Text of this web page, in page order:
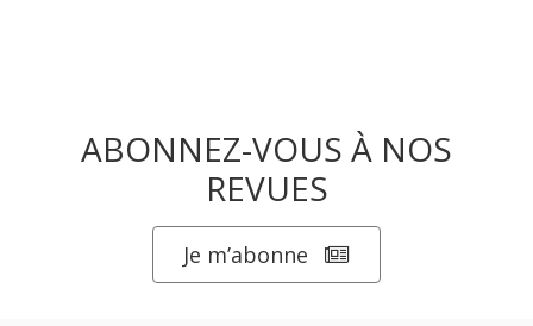
ABONNEZ-VOUS À NOS
REVUES
Je m’abonne